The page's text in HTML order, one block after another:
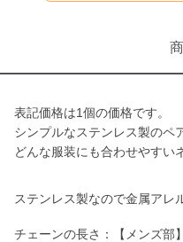
表記価格は1個の価格です。
シンプルなステンレス製のペ
どんな服装にも合わせやすい
ステンレス製なので金属アレ
チェーンの長さ：【メンズ部